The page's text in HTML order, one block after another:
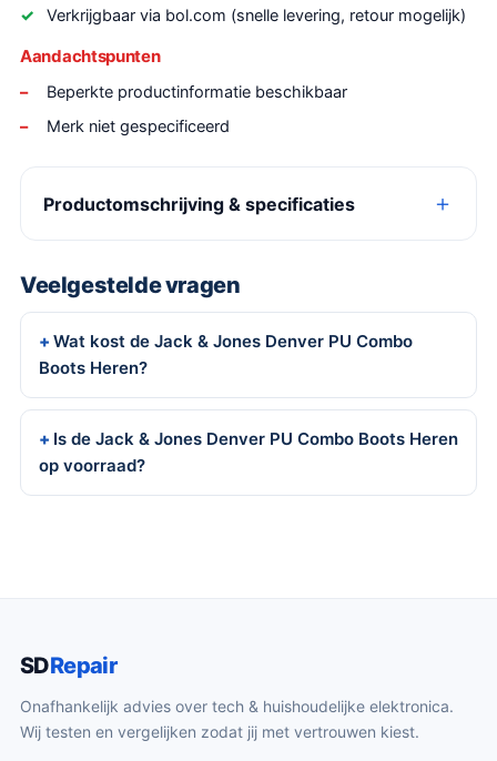
Verkrijgbaar via bol.com (snelle levering, retour mogelijk)
Aandachtspunten
Beperkte productinformatie beschikbaar
Merk niet gespecificeerd
Productomschrijving & specificaties
Veelgestelde vragen
Wat kost de Jack & Jones Denver PU Combo
Boots Heren?
Is de Jack & Jones Denver PU Combo Boots Heren
op voorraad?
SDRepair
Onafhankelijk advies over tech & huishoudelijke elektronica.
Wij testen en vergelijken zodat jij met vertrouwen kiest.